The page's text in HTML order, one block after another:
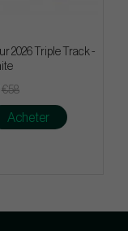
2026 Triple Track -
€58
Acheter